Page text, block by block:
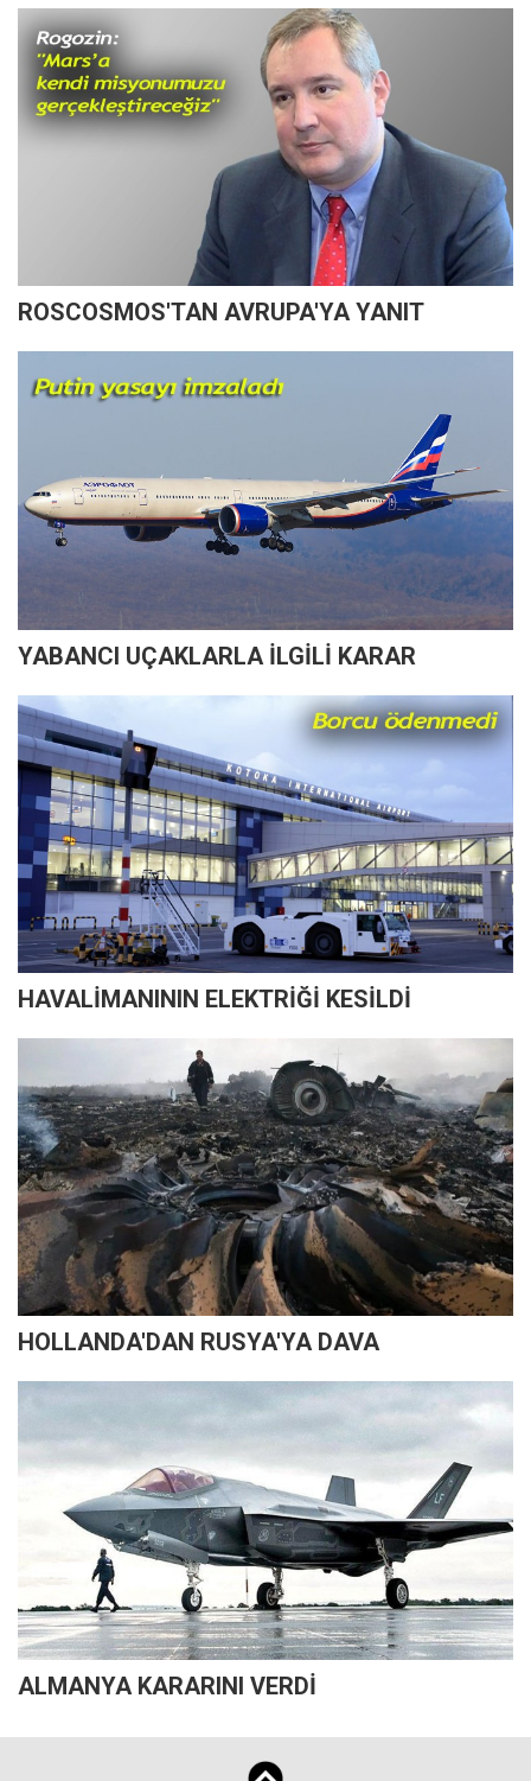
ROSCOSMOS'TAN AVRUPA'YA YANIT
YABANCI UÇAKLARLA İLGİLİ KARAR
HAVALİMANININ ELEKTRİĞİ KESİLDİ
HOLLANDA'DAN RUSYA'YA DAVA
ALMANYA KARARINI VERDİ